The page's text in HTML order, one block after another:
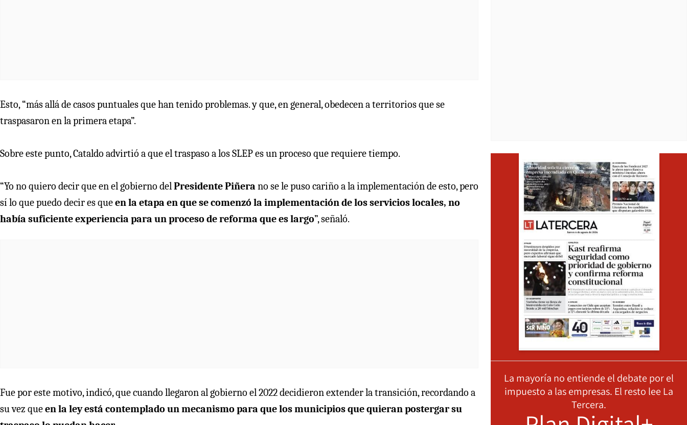
Esto, “más allá de casos puntuales que han tenido problemas. y que, en general, obedecen a territorios que se
traspasaron en la primera etapa”.
Sobre este punto, Cataldo advirtió a que el traspaso a los SLEP es un proceso que requiere tiempo.
“Yo no quiero decir que en el gobierno delPresidente Piñera no se le puso cariño a la implementación de esto, pero
sí lo que puedo decir es queen la etapa en que se comenzó la implementación de los servicios locales, no
había suficiente experiencia para un proceso de reforma que es largo”, señaló.
Fue por este motivo, indicó, que cuando llegaron al gobierno el 2022 decidieron extender la transición, recordando a
su vez queen la ley está contemplado un mecanismo para que los municipios que quieran postergar su
La mayoría no entiende el debate por el
impuesto a las empresas. El resto lee La
Tercera.